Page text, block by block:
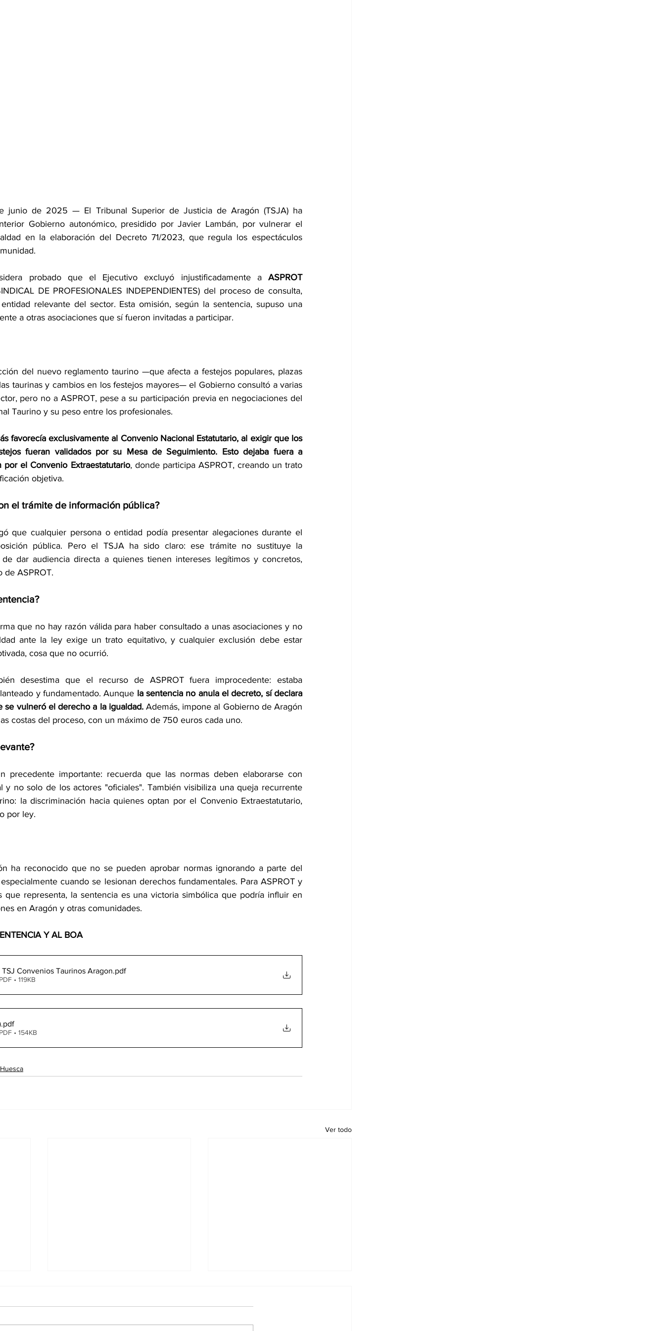
junio de 2025 — El Tribunal Superior de Justicia de Aragón (TSJA) ha
Gobierno autonómico, presidido por Javier Lambán, por vulnerar el
en la elaboración del Decreto 71/2023, que regula los espectáculos
probado que el Ejecutivo excluyó injustificadamente a
ASPROT
DE PROFESIONALES INDEPENDIENTES) del proceso de consulta,
relevante del sector. Esta omisión, según la sentencia, supuso una
a otras asociaciones que sí fueron invitadas a participar.
del nuevo reglamento taurino —que afecta a festejos populares, plazas
taurinas y cambios en los festejos mayores— el Gobierno consultó a varias
pero no a ASPROT, pese a su participación previa en negociaciones del
Taurino y su peso entre los profesionales.
favorecía exclusivamente al Convenio Nacional Estatutario, al exigir que los
fueran validados por su Mesa de Seguimiento. Esto dejaba fuera a
por el Convenio Extraestatutario, donde participa ASPROT, creando un trato
objetiva.
el trámite de información pública?
que cualquier persona o entidad podía presentar alegaciones durante el
pública. Pero el TSJA ha sido claro: ese trámite no sustituye la
dar audiencia directa a quienes tienen intereses legítimos y concretos,
de ASPROT.
que no hay razón válida para haber consultado a unas asociaciones y no
ante la ley exige un trato equitativo, y cualquier exclusión debe estar
cosa que no ocurrió.
desestima que el recurso de ASPROT fuera improcedente: estaba
y fundamentado. Aunque la sentencia no anula el decreto, sí declara
se vulneró el derecho a la igualdad. Además, impone al Gobierno de Aragón
costas del proceso, con un máximo de 750 euros cada uno.
precedente importante: recuerda que las normas deben elaborarse con
y no solo de los actores "oficiales". También visibiliza una queja recurrente
la discriminación hacia quienes optan por el Convenio Extraestatutario,
por ley.
ha reconocido que no se pueden aprobar normas ignorando a parte del
cuando se lesionan derechos fundamentales. Para ASPROT y
que representa, la sentencia es una victoria simbólica que podría influir en
en Aragón y otras comunidades.
Y AL BOA
Convenios Taurinos Aragon.pdf
• 119KB
.pdf
• 154KB
Huesca
Ver todo